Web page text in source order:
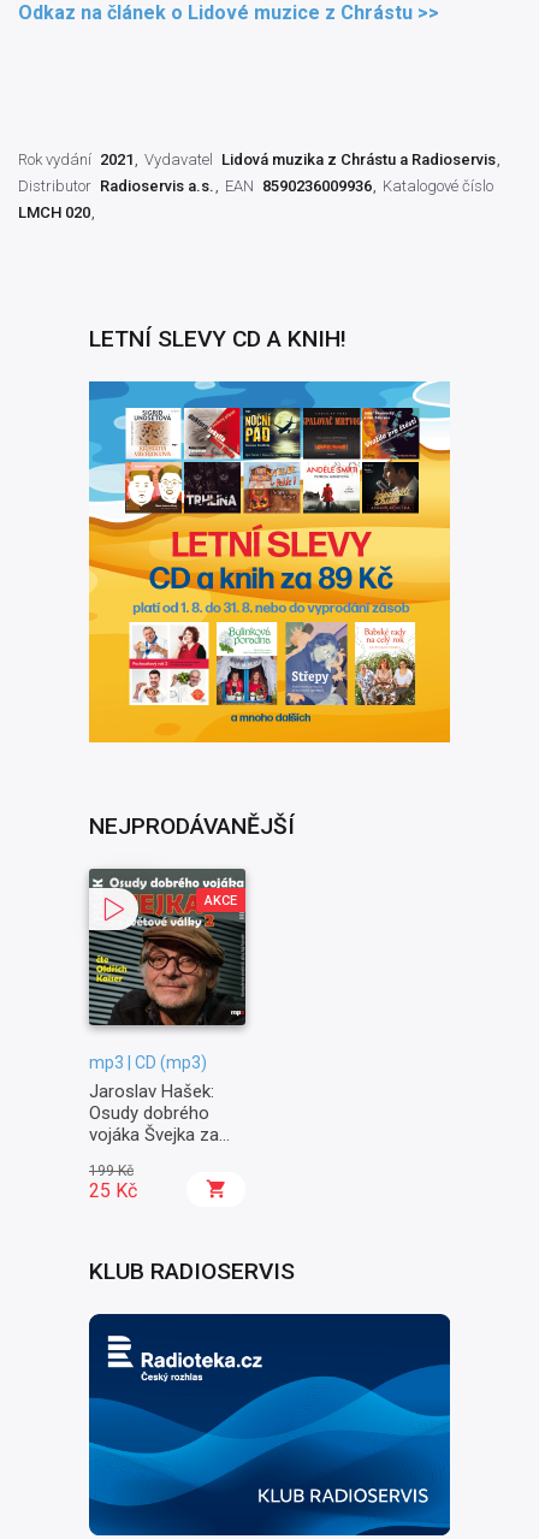
Odkaz na článek o Lidové muzice z Chrástu >>
Rok vydání 2021 Vydavatel
Lidová muzika z Chrástu a Radioservis
Distributor Radioservis a.s. EAN 8590236009936
Katalogové číslo
LMCH 020
LETNÍ SLEVY CD A KNIH!
NEJPRODÁVANĚJŠÍ
AKCE
mp3 | CD (mp3)
Jaroslav Hašek:
Osudy dobrého
vojáka Švejka za
Na frontě
199 Kč
25 Kč
KLUB RADIOSERVIS